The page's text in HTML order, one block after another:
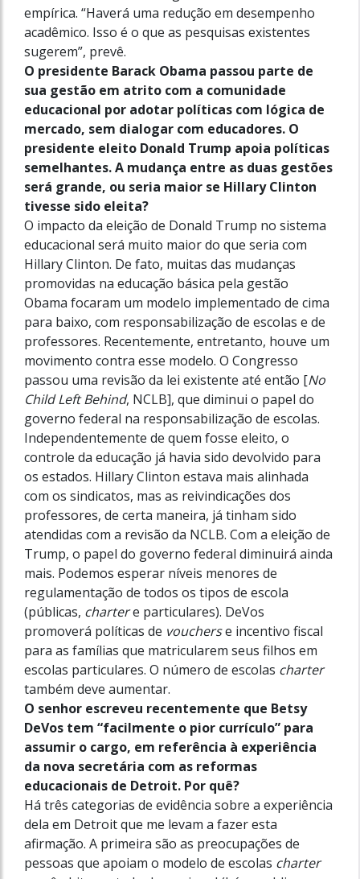
empírica. “Haverá uma redução em desempenho
acadêmico. Isso é o que as pesquisas existentes
sugerem”, prevê.
O presidente Barack Obama passou parte de
sua gestão em atrito com a comunidade
educacional por adotar políticas com lógica de
mercado, sem dialogar com educadores. O
presidente eleito Donald Trump apoia políticas
semelhantes. A mudança entre as duas gestões
será grande, ou seria maior se Hillary Clinton
tivesse sido eleita?
O impacto da eleição de Donald Trump no sistema
educacional será muito maior do que seria com
Hillary Clinton. De fato, muitas das mudanças
promovidas na educação básica pela gestão
Obama focaram um modelo implementado de cima
para baixo, com responsabilização de escolas e de
professores. Recentemente, entretanto, houve um
movimento contra esse modelo. O Congresso
passou uma revisão da lei existente até então [No
Child Left Behind, NCLB], que diminui o papel do
governo federal na responsabilização de escolas.
Independentemente de quem fosse eleito, o
controle da educação já havia sido devolvido para
os estados. Hillary Clinton estava mais alinhada
com os sindicatos, mas as reivindicações dos
professores, de certa maneira, já tinham sido
atendidas com a revisão da NCLB. Com a eleição de
Trump, o papel do governo federal diminuirá ainda
mais. Podemos esperar níveis menores de
regulamentação de todos os tipos de escola
(públicas, chartere particulares). DeVos
promoverá políticas de voucherse incentivo fiscal
para as famílias que matricularem seus filhos em
escolas particulares. O número de escolas charter
também deve aumentar.
O senhor escreveu recentemente que Betsy
DeVos tem “facilmente o pior currículo” para
assumir o cargo, em referência à expe­riência
da nova secretária com as reformas
educacionais de Detroit. Por quê?
Há três categorias de evidência sobre a experiência
dela em Detroit que me levam a fazer esta
afirmação. A primeira são as preocupações de
pessoas que apoiam o modelo de escolas charter